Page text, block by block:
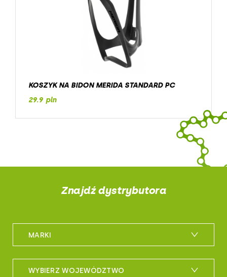
KOSZYK NA BIDON MERIDA STANDARD PC
29.9 pln
Znajdź dystrybutora
MARKI
m_bike
WYBIERZ WOJEWÓDZTWO